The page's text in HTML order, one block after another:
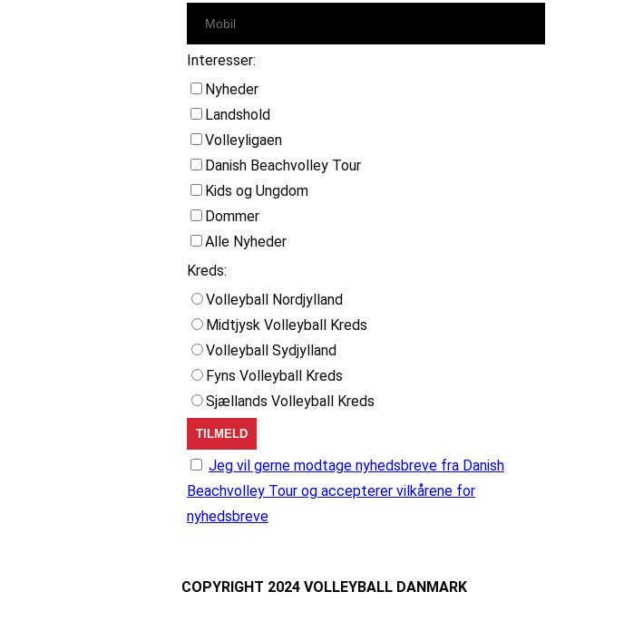
Interesser:
Nyheder
Landshold
Volleyligaen
Danish Beachvolley Tour
Kids og Ungdom
Dommer
Alle Nyheder
Kreds:
Volleyball Nordjylland
Midtjysk Volleyball Kreds
Volleyball Sydjylland
Fyns Volleyball Kreds
Sjællands Volleyball Kreds
Jeg vil gerne modtage nyhedsbreve fra Danish
Beachvolley Tour og accepterer vilkårene for
nyhedsbreve
COPYRIGHT 2024 VOLLEYBALL DANMARK